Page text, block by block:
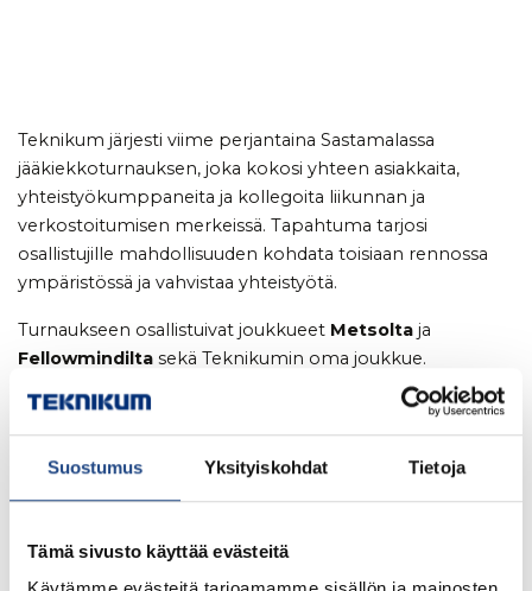
Suostumus Yksityiskohdat Tietoja
Tämä sivusto käyttää evästeitä
Teknikum järjesti viime perjantaina Sastamalassa
jääkiekkoturnauksen, joka kokosi yhteen asiakkaita,
yhteistyökumppaneita ja kollegoita liikunnan ja
verkostoitumisen merkeissä. Tapahtuma tarjosi
osallistujille mahdollisuuden kohdata toisiaan rennossa
ympäristössä ja vahvistaa yhteistyötä.
Turnaukseen osallistuivat joukkueet Metsolta ja
Fellowmindilta sekä Teknikumin oma joukkue.
Yhteistyön hengessä Teknikumin joukkuetta vahvistivat
myösFinnprofilesin
pelaajat, mikä kuvastaa yritysten
Turnauksen aikana tunnelma oli rento ja positiivinen, ja
jäällä nähtiin kilpailullisia mutta hyvähenkisiä otteluita.